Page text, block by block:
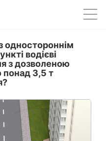
одностороннім
водієві
з дозволеною
3,5 т